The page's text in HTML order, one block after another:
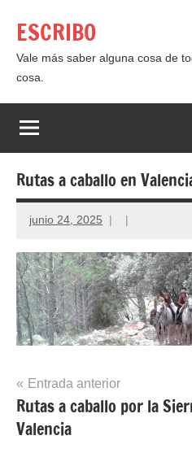
contenido
ESCRIBO
Vale más saber alguna cosa de
cosa.
Rutas a caballo en
junio 24, 2025
Navegación
de
entradas
Entrada anterior
Rutas a caballo por la
Valencia